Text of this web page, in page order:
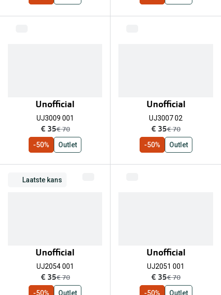
Unofficial
UJ3009 001
nu:
€ 35was:
€ 70
-50% Outlet
Unofficial
UJ3007 02
nu:
€ 35was:
€ 70
-50% Outlet
Laatste kans
Unofficial
UJ2054 001
nu:
€ 35was:
€ 70
-50% Outlet
Unofficial
UJ2051 001
nu:
€ 35was:
€ 70
-50% Outlet